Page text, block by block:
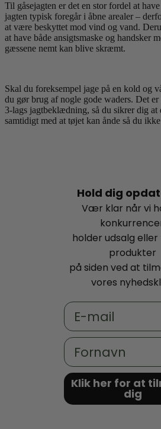
Til gåsejagten er det en stor fordel at
jagten typisk foregår i åbne arealer –
at være beskyttet mod vind og vand.
at have både ansigtsmaske og handsker
gæssene nemt kan blive skræmt.
Skal du foreksempel jage på en kold og
du gør brug af nogle gode waders. Det
3-lags jagtbeklædning, så du sikrer dig at
samtidigt med at tøjet kan ånde så du
Hold dig
Vær klar når vi
holder udsalg
produkter
på siden ved at
vores
Email
Fornavn
Klik her for at
dig